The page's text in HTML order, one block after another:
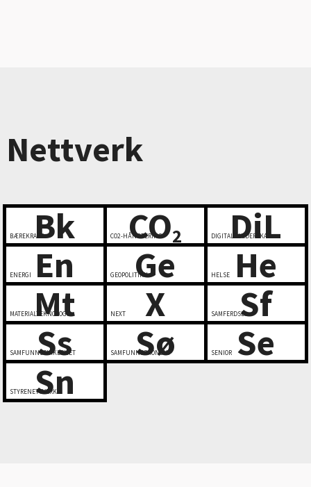
Nettverk
Bk
BÆREKRAFT CO2
CO2-HÅNDTERING DiL
DIGITALT LEDERSKAP
En
ENERGI Ge
GEOPOLITIKK He
HELSE
Mt
MATERIALTEKNOLOGI X
NEXT Sf
SAMFERDSEL
Ss
SAMFUNNSSIKKERHET Sø
SAMFUNNSØKONOMI Se
SENIOR
Sn
STYRENETTVERK